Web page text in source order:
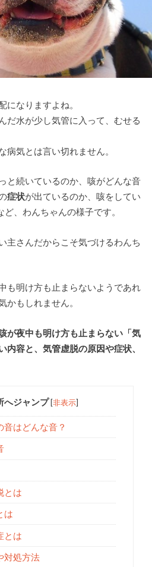
になりますよね。
だ水が少し気管に入って、むせる
病気とは言い切れません。
と続いているのか、咳がどんな音
症状が出ているのか、咳をしてい
、わんちゃんの様子です。
主さんだからこそ気づけるわんち
も明け方も止まらないようであれ
かもしれません。
が夜中も明け方も止まらない「気
内容と、気管虚脱の原因や症状、
へジャンプ [非表示]
音はどんな音？
とは
は
とは
対処方法